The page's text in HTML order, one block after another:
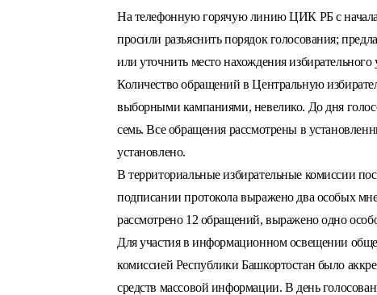
На телефонную горячую линию ЦИК РБ с начала
просили разъяснить порядок голосования;
или уточнить место нахождения избирательного
Количество обращений в Центральную
выборными кампаниями, невелико. До дня
семь. Все обращения рассмотрены в
установлено.
В территориальные избирательные комиссии
подписании протокола выражено два особых
рассмотрено 12 обращений, выражено одно
Для участия в информационном освещении
комиссией Республики Башкортостан было
средств массовой информации. В день